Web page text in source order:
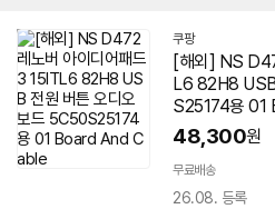
쿠팡
[해외] NS
L6 82H8
S25174용 01
48,300원
무료배송
26.08. 등록